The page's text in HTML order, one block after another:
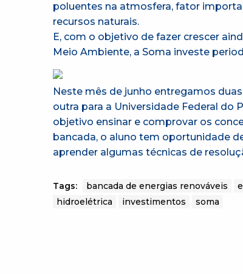
poluentes na atmosfera, fator
recursos naturais.
E, com o objetivo de fazer crescer
Meio Ambiente, a Soma investe
Neste mês de junho entregamos
outra para a Universidade Federal do
objetivo ensinar e comprovar os
bancada, o aluno tem oportunidade
aprender algumas técnicas de
Tags: bancada de energias renováveis
hidroelétrica
investimentos soma